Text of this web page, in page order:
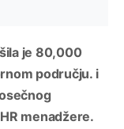
je 80,000
području. i
menadžere.